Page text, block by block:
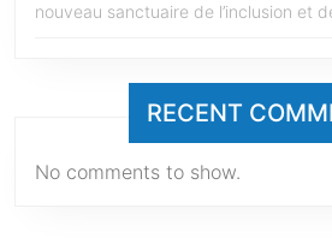
nouveau sanctuaire de l’inclusion et
RECENT
No comments to show.